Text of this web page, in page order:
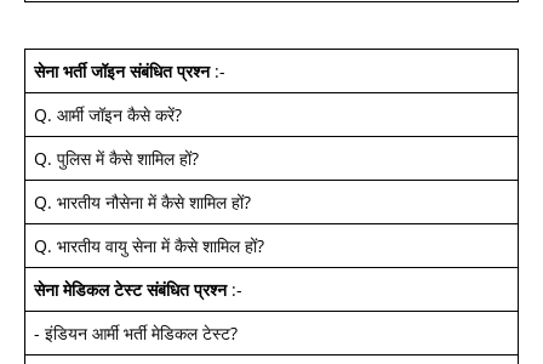
सेना भर्ती जॉइन संबंधित प्रश्न:-
Q. आर्मी जॉइन कैसे करें?
Q. पुलिस में कैसे शामिल हों?
Q. भारतीय नौसेना में कैसे शामिल हों?
Q. भारतीय वायु सेना में कैसे शामिल हों?
सेना मेडिकल टेस्ट संबंधित प्रश्न:-
- इंडियन आर्मी भर्ती मेडिकल टेस्ट?